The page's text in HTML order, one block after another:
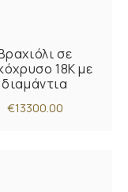
σε
18Κ με
διαμάντια
€13300.00